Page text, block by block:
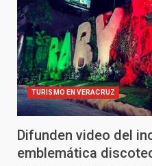
TURISMO EN VERACRUZ
Difunden video del
emblemática